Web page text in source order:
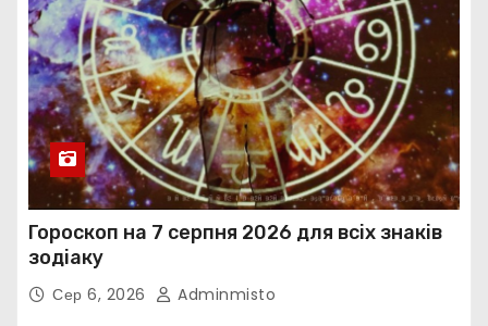
Гороскоп на 7 серпня 2026 для всіх знаків
зодіаку
Сер 6, 2026 Adminmisto